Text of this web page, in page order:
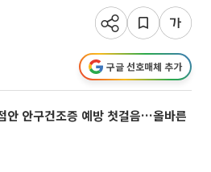
구글 선호매체 추가
안 안구건조증 예방 첫걸음…올바른